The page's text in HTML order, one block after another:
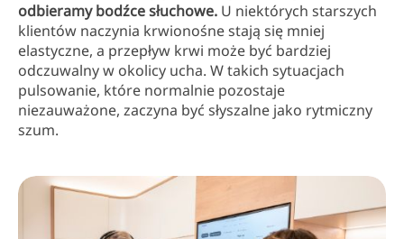
odbieramy bodźce słuchowe. U niektórych starszych
klientów naczynia krwionośne stają się mniej
elastyczne, a przepływ krwi może być bardziej
odczuwalny w okolicy ucha. W takich sytuacjach
pulsowanie, które normalnie pozostaje
niezauważone, zaczyna być słyszalne jako rytmiczny
szum.